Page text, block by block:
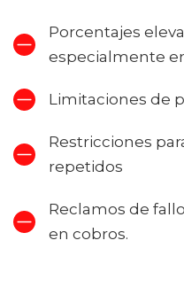
Porcentajes
especialmente
Limitaciones de
Restricciones
repetidos
Reclamos de
en cobros.